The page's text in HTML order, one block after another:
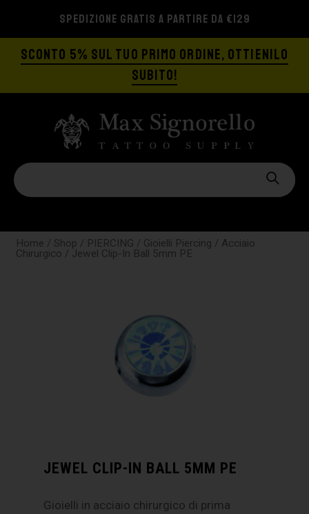
SPEDIZIONE GRATIS A PARTIRE DA €129
SCONTO 5% SUL TUO PRIMO ORDINE, OTTIENILO
SUBITO!
Home / Shop / PIERCING / Gioielli Piercing / Acciaio
Chirurgico / Jewel Clip-In Ball 5mm PE
JEWEL CLIP-IN BALL 5MM PE
Gioielli in acciaio chirurgico di prima